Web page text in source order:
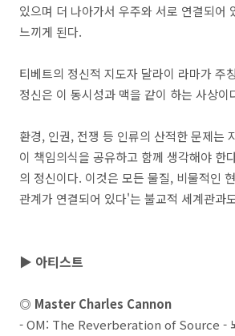
있으며 더 나아가서 우주와 서로 연결되어
느끼게 된다.
티베트의 정신적 지도자 달라이 라마가 주
정신은 이 동시성과 맥을 같이 하는 사상이
환경, 인권, 전쟁 등 인류의 산적한 문제는
이 책임의식을 공유하고 함께 생각해야 한
의 정신이다. 이것은 모든 물질, 비물적인
관계가 연결되어 있다'는 불교적 세계관과
▶ 아티스트
◎ Master Charles Cannon
- OM: The Reverberation of Source -